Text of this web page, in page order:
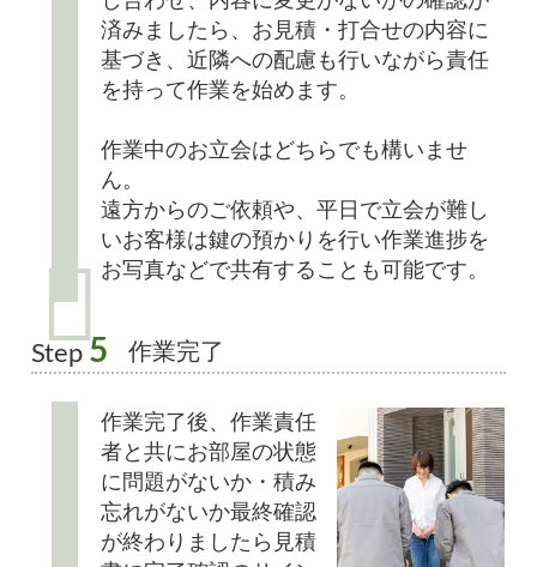
済みましたら、お見積・打合せの内容に
基づき、近隣への配慮も行いながら責任
を持って作業を始めます。
作業中のお立会はどちらでも構いませ
ん。
遠方からのご依頼や、平日で立会が難し
いお客様は鍵の預かりを行い作業進捗を
お写真などで共有することも可能です。
Step 5 作業完了
作業完了後、作業責任
者と共にお部屋の状態
に問題がないか・積み
忘れがないか最終確認
が終わりましたら見積